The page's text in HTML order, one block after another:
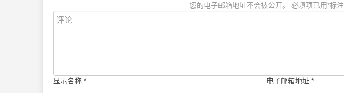
您的电子邮箱地址不会被公开。 必填项已用*标注
显示名称 * 电子邮箱地址 *